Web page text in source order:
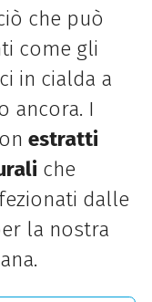
che può
come gli
in cialda a
ancora. I
estratti
che
dalle
la nostra